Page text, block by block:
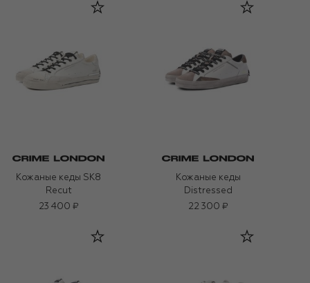
Кожаные кеды SK8
Recut
23 400 ₽
Кожаные кеды
Distressed
22 300 ₽